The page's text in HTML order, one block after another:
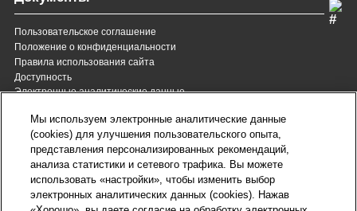
Пользовательское соглашение
Положение о конфиденциальности
Правила использования сайта
Доступность
Электронные аналитические данные
8 (800) 200-37-35
Служба Заботы для России
звонок бесплатный для
всех регионов России
8 (820) 007-137-35
Служба Заботы для
Республики Беларусь
contact@royalcanin.ru
Техническая поддержка
Мы используем электронные аналитические данные
(cookies) для улучшения пользовательского опыта,
представления персонализированных рекомендаций,
анализа статистики и сетевого трафика. Вы можете
использовать «настройки», чтобы изменить выбор
электронных аналитических данных (cookies). Нажав